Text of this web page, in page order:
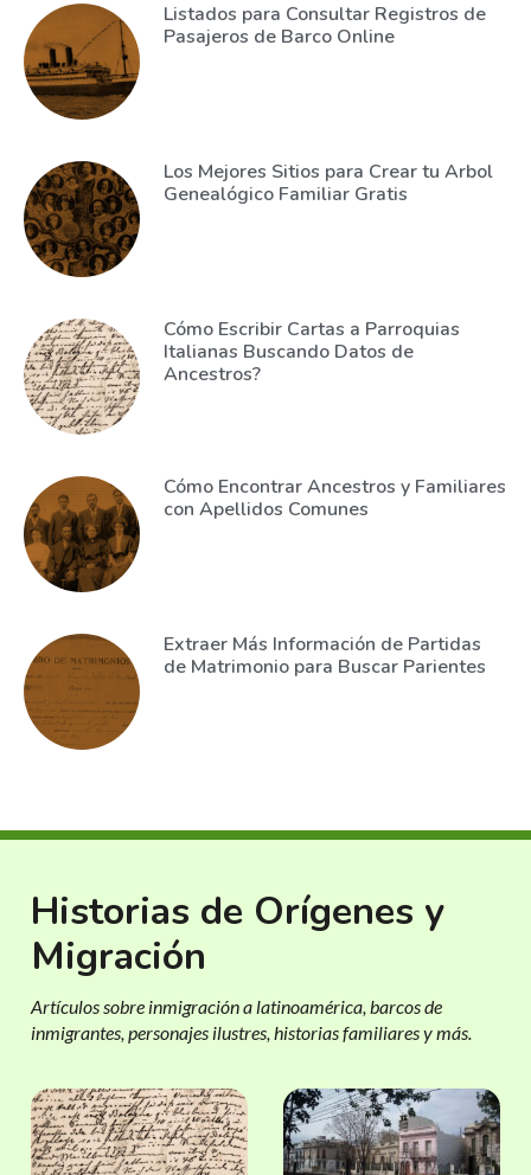
Listados para Consultar Registros de
Pasajeros de Barco Online
Los Mejores Sitios para Crear tu Arbol
Genealógico Familiar Gratis
Cómo Escribir Cartas a Parroquias
Italianas Buscando Datos de
Ancestros?
Cómo Encontrar Ancestros y Familiares
con Apellidos Comunes
Extraer Más Información de Partidas
de Matrimonio para Buscar Parientes
Historias de Orígenes y
Migración
Artículos sobre inmigración a latinoamérica, barcos de
inmigrantes, personajes ilustres, historias familiares y más.